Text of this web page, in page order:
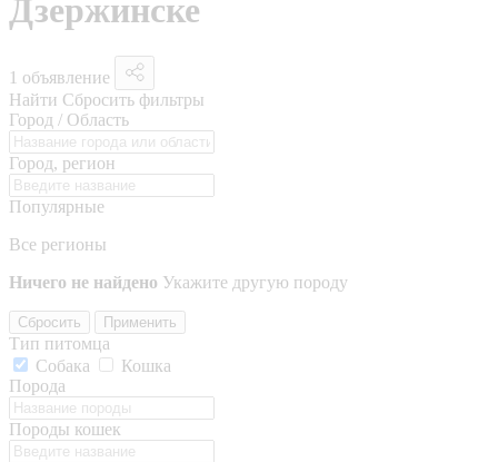
Дзержинске
1 объявление
Найти Сбросить фильтры
Город / Область
Город, регион
Популярные
Все регионы
Ничего не найдено Укажите другую породу
Сбросить Применить
Тип питомца
Собака
Кошка
Порода
Породы кошек